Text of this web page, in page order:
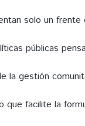
solo un frente
públicas
la gestión
que facilite la